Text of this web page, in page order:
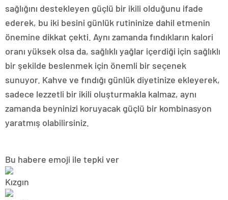
sağlığını destekleyen güçlü bir ikili olduğunu ifade
ederek, bu iki besini günlük rutininize dahil etmenin
önemine dikkat çekti. Aynı zamanda fındıkların kalori
oranı yüksek olsa da, sağlıklı yağlar içerdiği için sağlıklı
bir şekilde beslenmek için önemli bir seçenek
sunuyor. Kahve ve fındığı günlük diyetinize ekleyerek,
sadece lezzetli bir ikili oluşturmakla kalmaz, aynı
zamanda beyninizi koruyacak güçlü bir kombinasyon
yaratmış olabilirsiniz.
Bu habere emoji ile tepki ver